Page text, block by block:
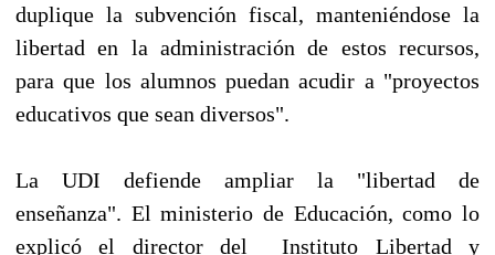
duplique la subvención fiscal, manteniéndose la
libertad en la administración de estos recursos,
para que los alumnos puedan acudir a "proyectos
educativos que sean diversos".
La UDI defiende ampliar la "libertad de
enseñanza". El ministerio de Educación, como lo
explicó el director del Instituto Libertad y